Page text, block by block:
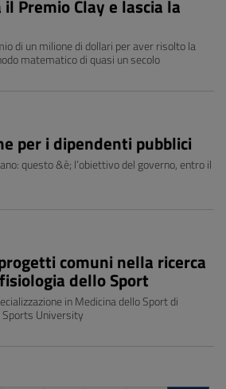
Premio Clay e lascia la
di un milione di dollari per aver risolto la
matematico di quasi un secolo
per i dipendenti pubblici
questo &è; l’obiettivo del governo, entro il
comuni nella ricerca
dello Sport
in Medicina dello Sport di
Sports University